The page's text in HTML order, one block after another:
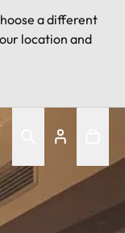
a different
location and